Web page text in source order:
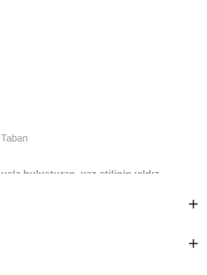
buluşturan, yaz stilinin yıldız
sağlarken ayağı zarifçe sarar. Hasır
silueti zahmetsizce yükseltir.